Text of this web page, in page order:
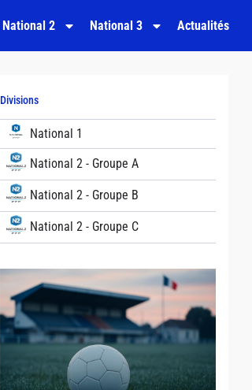
National 2 National 3 Actualités
Divisions
National 1
National 2 - Groupe A
National 2 - Groupe B
National 2 - Groupe C